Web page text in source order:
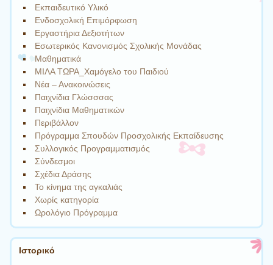
Εκπαιδευτικό Υλικό
Ενδοσχολική Επιμόρφωση
Εργαστήρια Δεξιοτήτων
Εσωτερικός Κανονισμός Σχολικής Μονάδας
Μαθηματικά
ΜΙΛΑ ΤΩΡΑ_Χαμόγελο του Παιδιού
Νέα – Ανακοινώσεις
Παιχνίδια Γλώσσσας
Παιχνίδια Μαθηματικών
Περιβάλλον
Πρόγραμμα Σπουδών Προσχολικής Εκπαίδευσης
Συλλογικός Προγραμματισμός
Σύνδεσμοι
Σχέδια Δράσης
Το κίνημα της αγκαλιάς
Χωρίς κατηγορία
Ωρολόγιο Πρόγραμμα
Ιστορικό